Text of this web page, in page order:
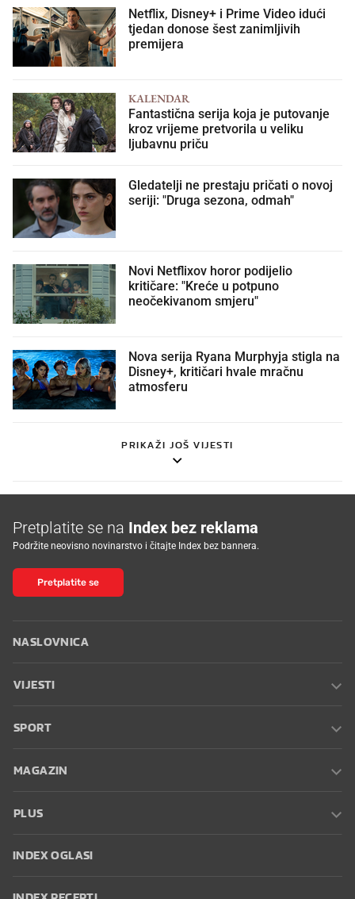
Netflix, Disney+ i Prime Video idući
tjedan donose šest zanimljivih
premijera
KALENDAR
Fantastična serija koja je putovanje
kroz vrijeme pretvorila u veliku
ljubavnu priču
Gledatelji ne prestaju pričati o novoj
seriji: "Druga sezona, odmah"
Novi Netflixov horor podijelio
kritičare: "Kreće u potpuno
neočekivanom smjeru"
Nova serija Ryana Murphyja stigla na
Disney+, kritičari hvale mračnu
atmosferu
PRIKAŽI JOŠ VIJESTI
Pretplatite se na Index bez reklama
Podržite neovisno novinarstvo i čitajte Index bez bannera.
Pretplatite se
NASLOVNICA
VIJESTI
SPORT
MAGAZIN
PLUS
INDEX OGLASI